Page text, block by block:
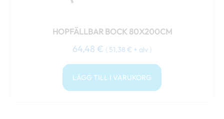
HOPFÄLLBAR BOCK 80X200CM
64,48 € ( 51,38 € + alv )
LÄGG TILL I VARUKORG